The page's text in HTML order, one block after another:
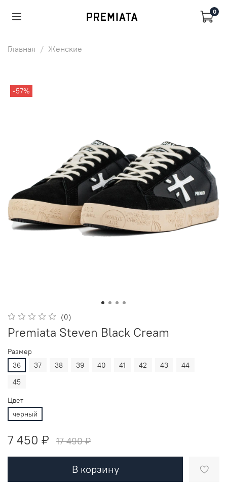
0
Главная Женские
-57%
(0)
Premiata Steven Black Cream
Размер
36
37 38 39 40 41 42 43
44
45
Цвет
черный
7 450 ₽ 17 490 ₽
В корзину